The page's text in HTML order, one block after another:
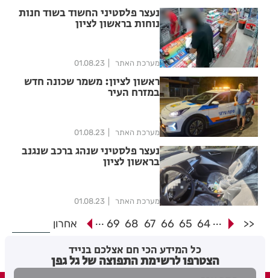
נעצר פלסטיני החשוד בשוד חנות
נוחות בראשון לציון
מערכת האתר 01.08.23
ראשון לציון: משמר שכונה חדש
במזרח העיר
מערכת האתר 01.08.23
נעצר פלסטיני שנהג ברכב שנגנב
בראשון לציון
מערכת האתר 01.08.23
<<
...
64
65
66
67
68
69
... אחרון
כל המידע הכי חם אצלכם בנייד
הצטרפו לרשימת התפוצה של גל גפן